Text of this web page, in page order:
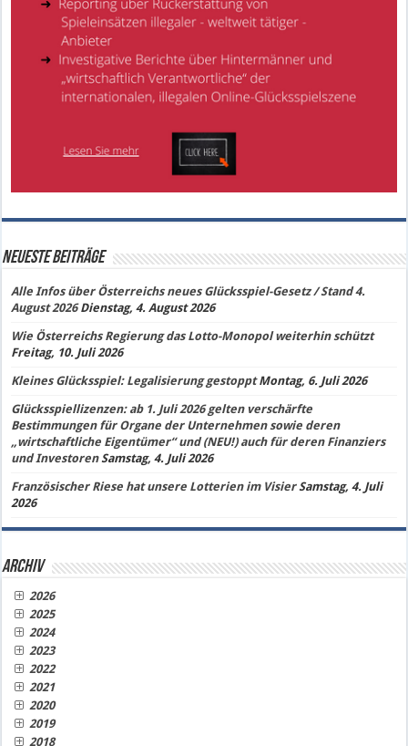
Neueste Beiträge
Alle Infos über Österreichs neues Glücksspiel-Gesetz / Stand 4.
August 2026 Dienstag, 4. August 2026
Wie Österreichs Regierung das Lotto-Monopol weiterhin schützt
Freitag, 10. Juli 2026
Kleines Glücksspiel: Legalisierung gestoppt Montag, 6. Juli 2026
Glücksspiellizenzen: ab 1. Juli 2026 gelten verschärfte
Bestimmungen für Organe der Unternehmen sowie deren
„wirtschaftliche Eigentümer“ und (NEU!) auch für deren Finanziers
und Investoren Samstag, 4. Juli 2026
Französischer Riese hat unsere Lotterien im Visier Samstag, 4. Juli
2026
Archiv
2026
2025
2024
2023
2022
2021
2020
2019
2018